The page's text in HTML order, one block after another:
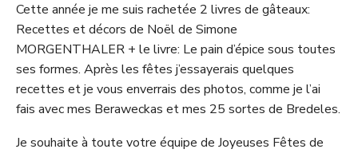
Cette année je me suis rachetée 2 livres de gâteaux:
Recettes et décors de Noël de Simone
MORGENTHALER + le livre: Le pain d’épice sous toutes
ses formes. Après les fêtes j’essayerais quelques
recettes et je vous enverrais des photos, comme je l’ai
fais avec mes Beraweckas et mes 25 sortes de Bredeles.
Je souhaite à toute votre équipe de Joyeuses Fêtes de